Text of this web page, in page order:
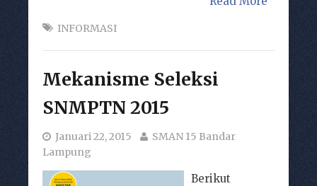
INFORMASI
Mekanisme Seleksi
SNMPTN 2015
Januari 22, 2015
SMAN 15 Bandar
Lampung
Berikut